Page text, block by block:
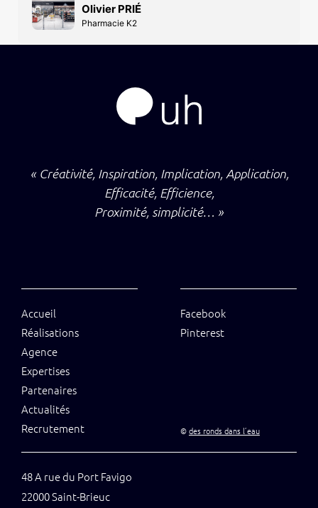
Olivier PRIÉ
Pharmacie K2
« Créativité, Inspiration, Implication, Application,
Efficacité, Efficience,
Proximité, simplicité… »
48 A rue du Port Favigo
22000 Saint-Brieuc
Accueil
Réalisations
Agence
Expertises
Partenaires
Actualités
Recrutement
Facebook
Pinterest
©des ronds dans l’eau